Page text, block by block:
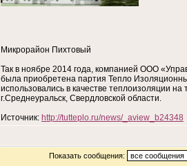
Микрорайон Пихтовый
Так в ноябре 2014 года, компанией ООО
была приобретена партия Тепло
использовались в качестве теплоизоляции
г.Среднеуральск, Свердловской области.
Источник: http://tutteplo.ru/news/_aview_b24348
Показать сообщения: